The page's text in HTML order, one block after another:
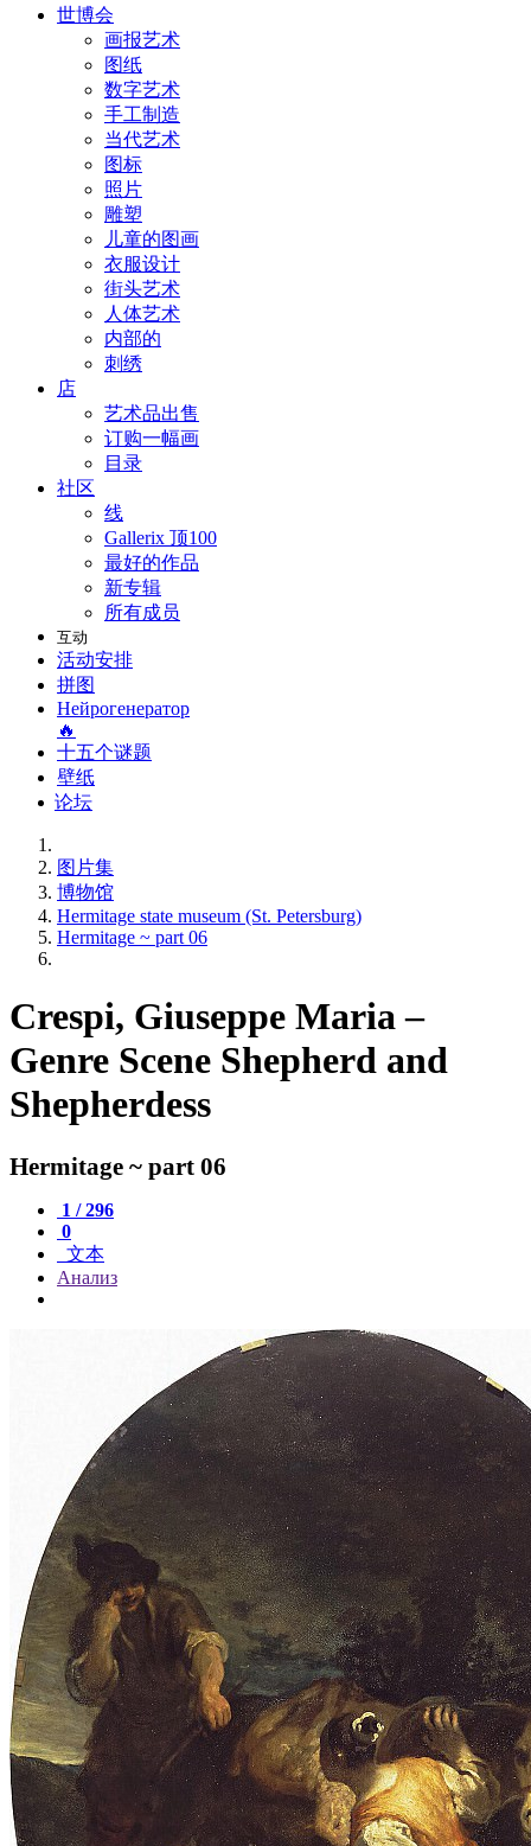
世博会
画报艺术
图纸
数字艺术
手工制造
当代艺术
图标
照片
雕塑
儿童的图画
衣服设计
街头艺术
人体艺术
内部的
刺绣
店
艺术品出售
订购一幅画
目录
社区
线
Gallerix 顶100
最好的作品
新专辑
所有成员
互动
活动安排
拼图
Нейрогенератор
🔥
十五个谜题
壁纸
论坛
图片集
博物馆
Hermitage state museum (St. Petersburg)
Hermitage ~ part 06
Crespi, Giuseppe Maria –
Genre Scene Shepherd and
Shepherdess
Hermitage ~ part 06
1 / 296
0
文本
Анализ